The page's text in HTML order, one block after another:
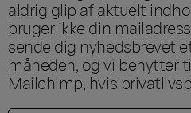
aldrig glip af aktuelt
bruger ikke din
sende dig nyhedsbrevet
måneden, og vi benytter
Mailchimp, hvis